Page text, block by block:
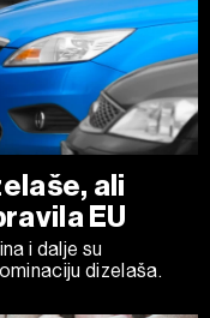
ali
EU
i dalje su
dizelaša.